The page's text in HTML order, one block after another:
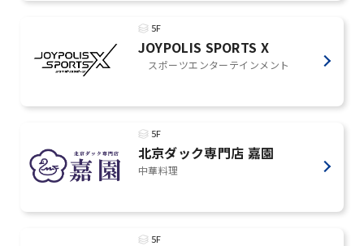
5F
JOYPOLIS SPORTS X
スポーツエンターテインメント
5F
北京ダック専門店 嘉園
中華料理
5F